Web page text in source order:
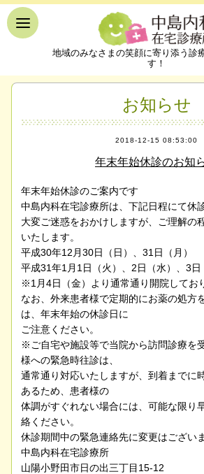
地域のみなさまの笑顔に寄り添う診
す！
お知らせ
2018-12-15 08:53:00
年末年始休診のお知
年末年始休診のご案内です
中島内科在宅診療所は、下記日程にて休
大変ご迷惑をおかけしますが、ご理解の
いたします。
平成30年12月30日（日）、31日（月）
平成31年1月1日（火）、2日（水）、3日
※1月4日（金）より通常通り開院してお
なお、外来患者様で定期的にお薬の処方
は、年末年始の休診日に
ご注意ください。
※ご自宅や施設等で当院から訪問診療を
様への緊急時往診は、
通常通り対応いたしますが、到着までに
あるため、患者様の
体調がすぐれない場合には、可能な限り
絡ください。
休診期間中の緊急連絡先に変更はござい
中島内科在宅診療所
山陽小野田市日の出三丁目15-12